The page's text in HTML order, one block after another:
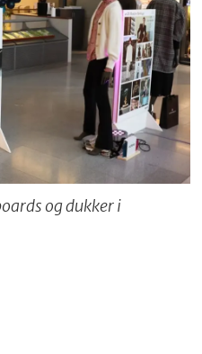
og dukker i